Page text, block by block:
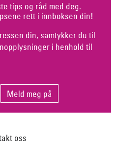
tips og råd med deg.
rett i innboksen din!
din, samtykker du til
i henhold til
oss